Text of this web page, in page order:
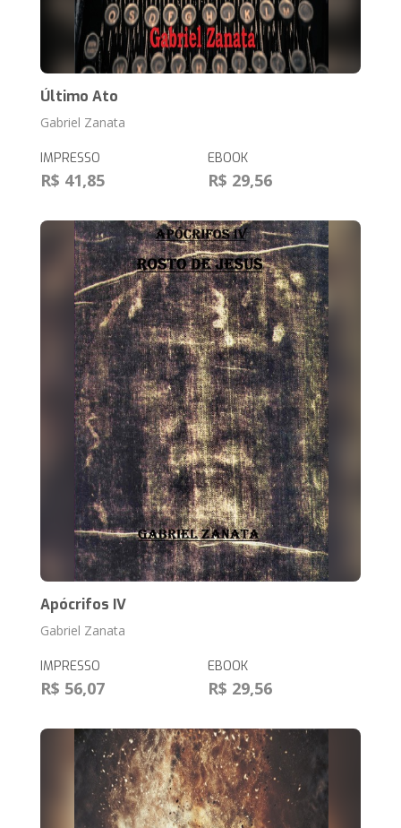
Último Ato
Gabriel Zanata
IMPRESSO
R$ 41,85
EBOOK
R$ 29,56
Apócrifos IV
Gabriel Zanata
IMPRESSO
R$ 56,07
EBOOK
R$ 29,56